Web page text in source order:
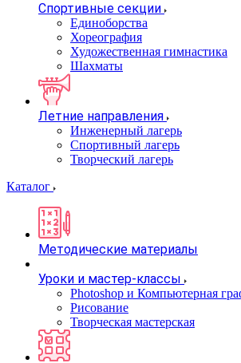
Спортивные секции
Единоборства
Хореография
Художественная гимнастика
Шахматы
Летние направления
Инженерный лагерь
Спортивный лагерь
Творческий лагерь
Каталог
Методические материалы
Уроки и мастер-классы
Photoshop и Компьютерная
Рисование
Творческая мастерская